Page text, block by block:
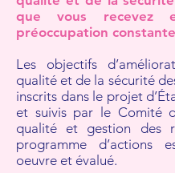
que vous recevez
préoccupation
Les objectifs
qualité et de la sécurité
inscrits dans le projet
et suivis par le Comité
qualité et gestion des
programme d’actions
oeuvre et évalué.